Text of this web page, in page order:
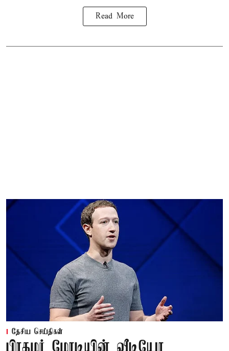
Read More
தேசிய செய்திகள்